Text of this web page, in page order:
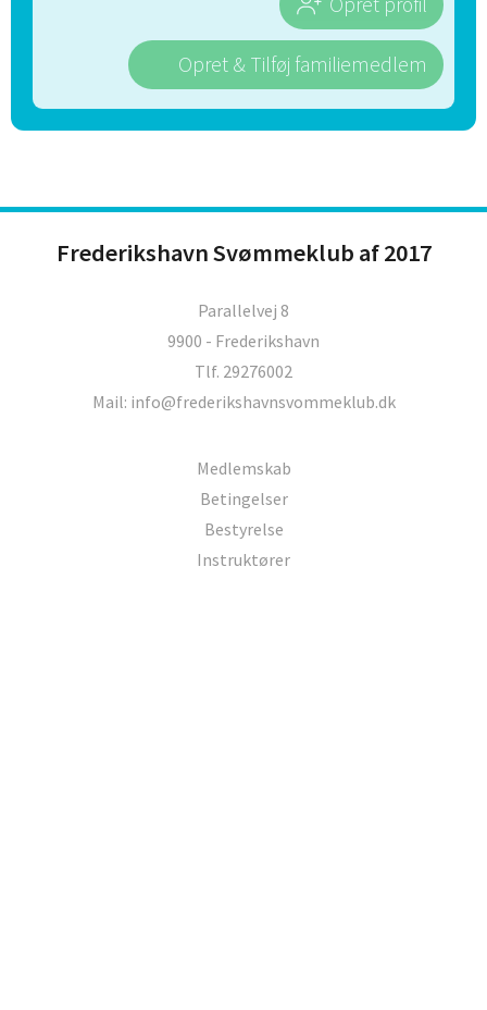
Opret & Tilføj familiemedlem
Frederikshavn Svømmeklub af 2017
Parallelvej 8
9900 - Frederikshavn
Tlf. 29276002
Mail: info@frederikshavnsvommeklub.dk
Medlemskab
Betingelser
Bestyrelse
Instruktører